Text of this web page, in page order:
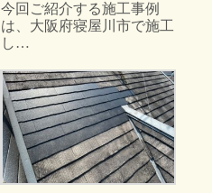
今回ご紹介する施工事例
は、大阪府寝屋川市で施工
し…